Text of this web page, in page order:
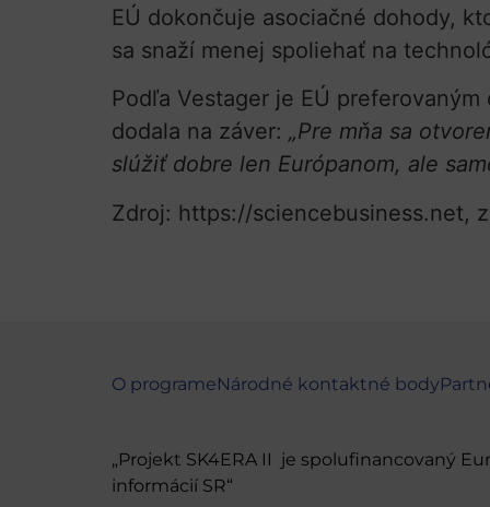
EÚ dokončuje asociačné dohody,
sa snaží menej spoliehať na
Podľa Vestager je EÚ
dodala na záver: „Pre mňa sa
slúžiť dobre len Európanom, ale
Zdroj: https://sciencebusiness.net,
O programeNárodné kontaktné body
„Projekt SK4ERA II je spolufinancovaný
informácií SR“